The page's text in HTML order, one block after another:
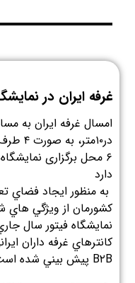
غرفه ایران در نمایشگاه
دارد
به منظور ايجاد فضاي
كشورمان از ويژگي
نمايشگاه فيتور سال
كانترهاي غرفه داران
B۲B پيش بيني شده است.